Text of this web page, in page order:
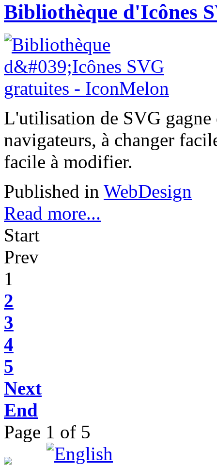
Bibliothèque d'Icônes
L'utilisation de SVG gagne
navigateurs, à changer
facile à modifier.
Published in WebDesign
Read more...
Start
Prev
1
2
3
4
5
Next
End
Page 1 of 5